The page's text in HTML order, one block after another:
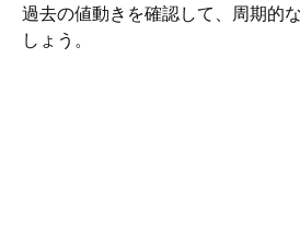
過去の値動きを確認して、周期的
しょう。